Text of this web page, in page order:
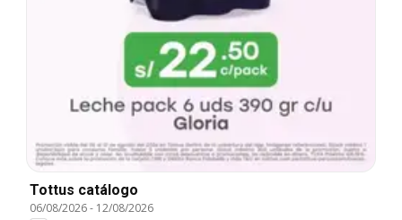
Tottus catálogo
06/08/2026- 12/08/2026